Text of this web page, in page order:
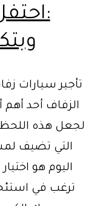
تأجير سيارات
الزفاف أحد
لجعل هذه
التي تضيف
اليوم هو
ترغب في